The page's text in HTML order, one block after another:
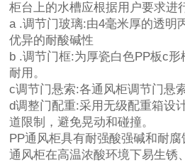
柜台上的水槽应根据用户要求进
a .调节门玻璃:由4毫米厚的透明
优异的耐酸碱性
b .调节门框:为厚瓷白色PP板c
耐用。
c调节门悬索:各通风柜调节门悬
d调整门配重:采用无级配重箱设
道限制，避免晃动和碰撞。
PP通风柜具有耐强酸强碱和耐
通风柜在高温浓酸环境下易生锈